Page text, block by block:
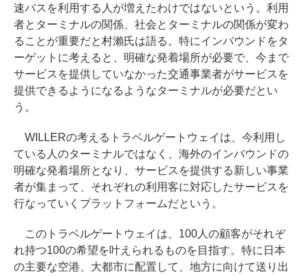
速バスを利用する人が増えたわけではないという。利用
者とターミナルの関係、社会とターミナルの関係が変わ
ることが重要だと村瀨氏は語る。特にインバウンドをタ
ーゲットに考えると、明確な発着場所が必要で、今まで
サービスを提供していなかった交通事業者がサービスを
提供できるようになるようなターミナルが必要だとい
う。
WILLERの考えるトラベルゲートウェイは、今利用し
ている人のターミナルではなく、海外のインバウンドの
明確な発着場所となり、サービスを提供する新しい事業
者が集まって、それぞれの利用客に対応したサービスを
行なっていくプラットフォームだという。
このトラベルゲートウェイは、100人の顧客がそれぞ
れ持つ100の希望を叶えられるものを目指す。特に日本
の主要な空港、大都市に配置して、地方に向けて送り出